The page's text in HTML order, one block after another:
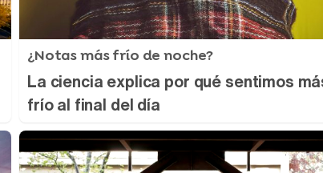
¿Notas más frío de noche?
La ciencia explica por qué sentimos
frío al final del día